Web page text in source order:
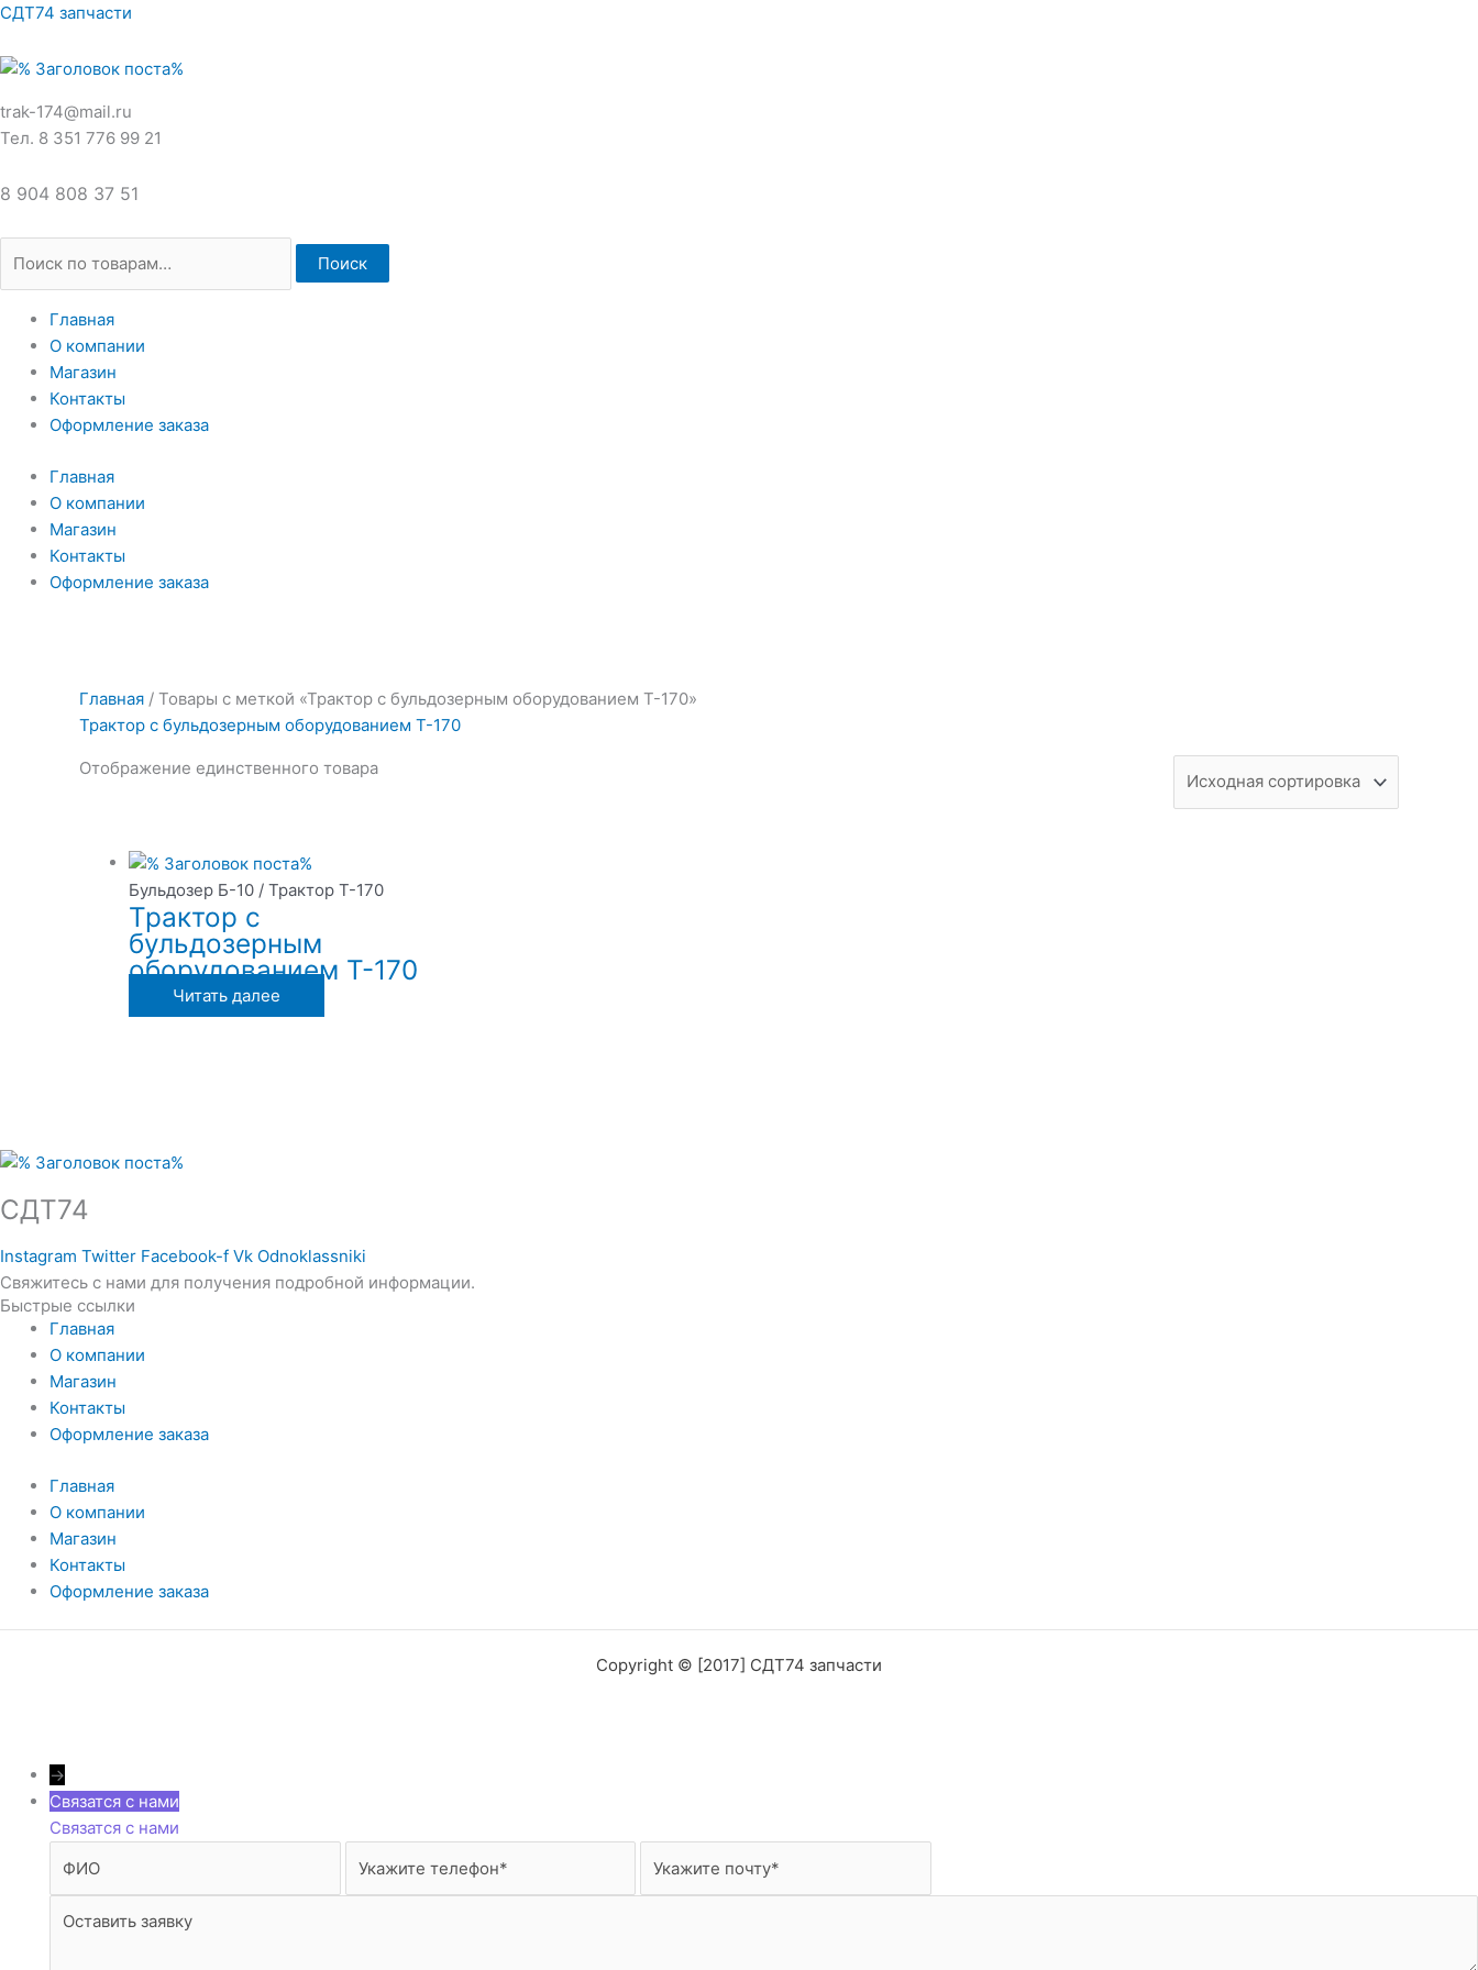
Перейти
содержимому
СДТ74 запчасти
trak-174@mail.ru
Тел. 8 351 776 99 21
8 904 808 37 51
Искать:
Поиск
Главная
О компании
Магазин
Контакты
Оформление заказа
Главная
О компании
Магазин
Контакты
Оформление заказа
Главная / Товары с меткой «Трактор с бульдозерным оборудованием Т-170»
Трактор с бульдозерным оборудованием Т-170
Отображение единственного товара
Бульдозер Б-10 / Трактор Т-170
Трактор с
бульдозерным
оборудованием Т-170
Читать далее
СДТ74
Instagram Twitter Facebook-f Vk Odnoklassniki
Свяжитесь с нами для получения подробной информации.
Быстрые ссылки
Главная
О компании
Магазин
Контакты
Оформление заказа
Главная
О компании
Магазин
Контакты
Оформление заказа
Copyright © [2017] СДТ74 запчасти
→
Связатся с нами
Связатся с нами